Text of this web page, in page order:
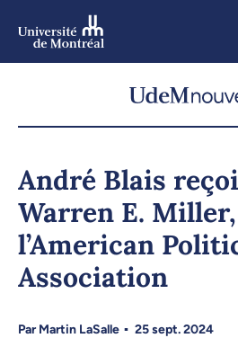
André Blais
Warren E.
l’American
Association
ParMartin LaSalle 25 sept. 2024